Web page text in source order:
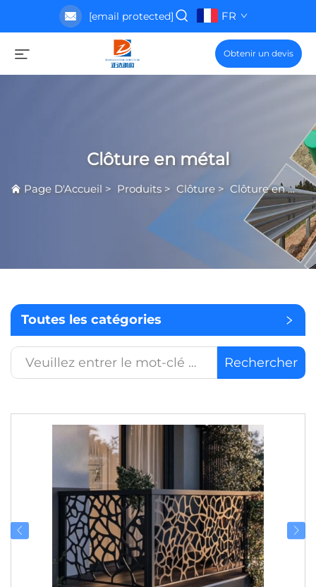
[email protected] FR
Obtenir un devis
Clôture en métal
Page D'Accueil > Produits > Clôture > Clôture en métal
Toutes les catégories
Rechercher